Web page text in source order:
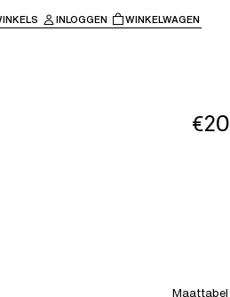
INLOGGEN WINKELWAGEN
€20
Maattabel